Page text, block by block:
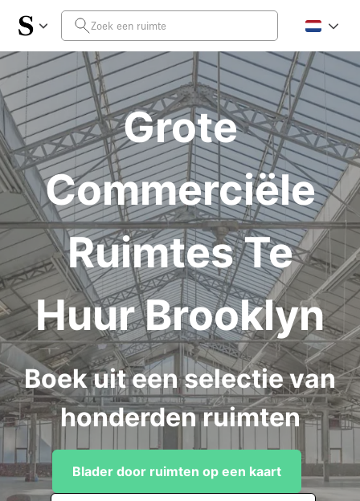
Grote
Commerciële
Ruimtes Te
Huur Brooklyn
Boek uit een selectie van
honderden ruimten
Blader door ruimten op een kaart